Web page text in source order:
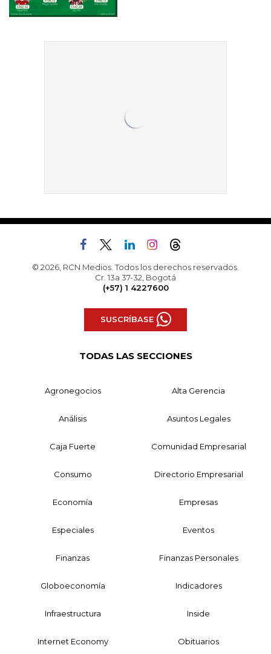
© 2026, RCN Medios. Todos los derechos reservados.
Cr. 13a 37-32, Bogotá
(+57) 1 4227600
SUSCRÍBASE
TODAS LAS SECCIONES
Agronegocios Alta Gerencia
Análisis Asuntos Legales
Caja Fuerte Comunidad Empresarial
Consumo Directorio Empresarial
Economía Empresas
Especiales Eventos
Finanzas Finanzas Personales
Globoeconomía Indicadores
Infraestructura Inside
Internet Economy Obituarios